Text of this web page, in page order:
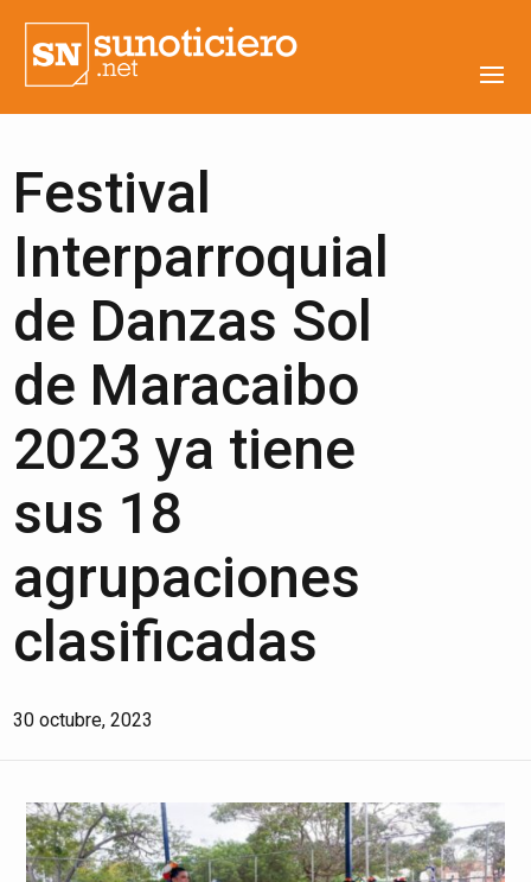
Festival
Interparroquial
de Danzas Sol
de Maracaibo
2023 ya tiene
sus 18
agrupaciones
clasificadas
30 octubre, 2023